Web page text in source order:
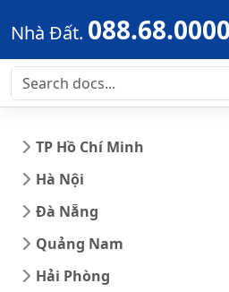
Skip to main content Skip
Nhà Đất.
TP Hồ Chí Minh
Hà Nội
Đà Nẵng
Quảng Nam
Hải Phòng